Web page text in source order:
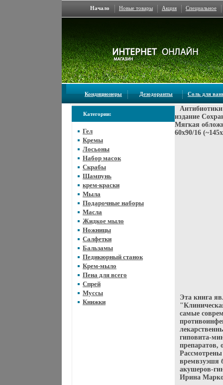
Начало Новые товары Акция Специальное
Кондиционеры Дезодоранты Соль для
Категории:
Гел
Кремы
Лосьоны
Набор масок
Скрабы
Шампунь
крем-краски
Мыла
Подарочные наборы
Масла
Жидкое мыло
Ножницы
Салфетки
Бальзамы
Педикюрный станок
Крем-мыло
Пена для всего
Спрей
Муссы
Книжки
издание
Мягкая
60x90/16
Эта книга
самые
гиповита-
препаратов,
времвзуэшя
акушеров-
Ирина